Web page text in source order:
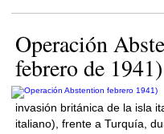
Operación
febrero de 1941)
invasión británica de la isla
italiano), frente a Turquía,